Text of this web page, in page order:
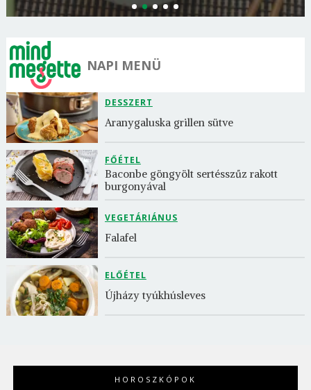
NAPI MENÜ
DESSZERT
Aranygaluska grillen sütve
FŐÉTEL
Baconbe göngyölt sertésszűz rakott
burgonyával
VEGETÁRIÁNUS
Falafel
ELŐÉTEL
Újházy tyúkhúsleves
HOROSZKÓPOK